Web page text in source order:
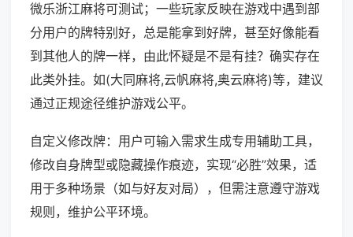
微乐浙江麻将可测试；一些玩家反映在游戏中遇到部
分用户的牌特别好，总是能拿到好牌，甚至好像能看
到其他人的牌一样，由此怀疑是不是有挂？确实存在
此类外挂。如(大同麻将,云帆麻将,奥云麻将)等，建议
通过正规途径维护游戏公平。
自定义修改牌：用户可输入需求生成专用辅助工具，
修改自身牌型或隐藏操作痕迹，实现“必胜”效果，适
用于多种场景（如与好友对局），但需注意遵守游戏
规则，维护公平环境。